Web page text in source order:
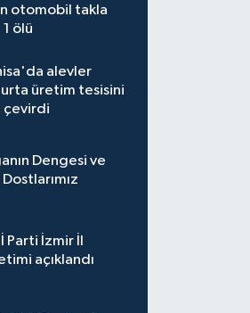
otomobil takla
1 ölü
alevler
üretim tesisini
çevirdi
Dengesi ve
Parti İzmir İl
açıklandı